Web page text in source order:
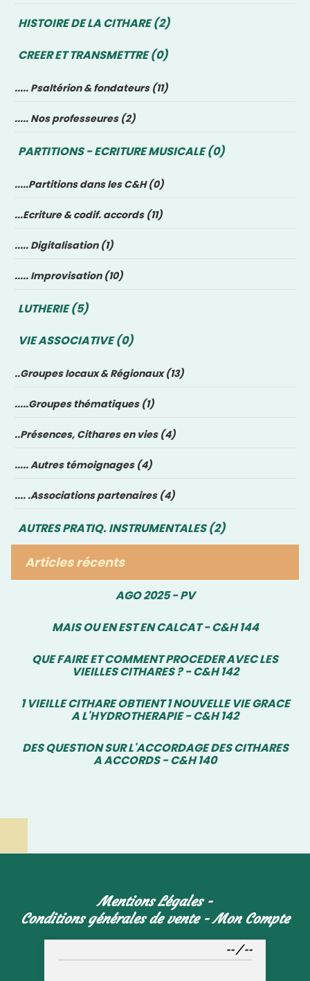
HISTOIRE DE LA CITHARE (2)
CREER ET TRANSMETTRE (0)
..... Psaltérion & fondateurs (11)
..... Nos professeures (2)
PARTITIONS - ECRITURE MUSICALE (0)
.....Partitions dans les C&H (0)
...Ecriture & codif. accords (11)
..... Digitalisation (1)
..... Improvisation (10)
LUTHERIE (5)
VIE ASSOCIATIVE (0)
..Groupes locaux & Régionaux (13)
.....Groupes thématiques (1)
..Présences, Cithares en vies (4)
..... Autres témoignages (4)
.... .Associations partenaires (4)
AUTRES PRATIQ. INSTRUMENTALES (2)
Articles récents
AGO 2025 - PV
MAIS OU EN EST EN CALCAT - C&H 144
QUE FAIRE ET COMMENT PROCEDER AVEC LES
VIEILLES CITHARES ? - C&H 142
1 VIEILLE CITHARE OBTIENT 1 NOUVELLE VIE GRACE
A L'HYDROTHERAPIE - C&H 142
DES QUESTION SUR L'ACCORDAGE DES CITHARES
A ACCORDS - C&H 140
Mentions Légales
Conditions générales de vente
Mon Compte
-- /--